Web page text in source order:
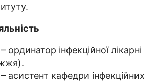
ординатор інфекційної лікарні
асистент кафедри інфекційних